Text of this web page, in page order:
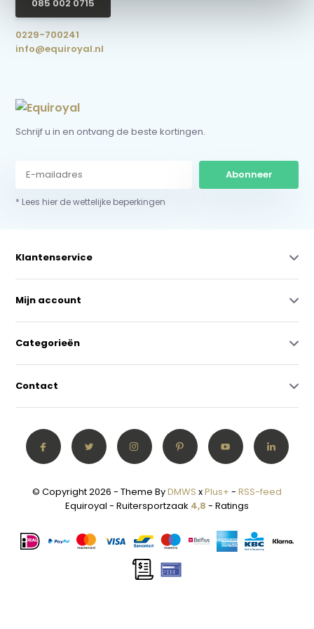
085 002 0715
0229-700241
info@equiroyal.nl
Schrijf u in en ontvang de beste kortingen.
Abonneer
* Lees hier de wettelijke beperkingen
Klantenservice
Mijn account
Categorieën
Contact
© Copyright 2026 - Theme ByDMWS xPlus+ - RSS-feed
Equiroyal - Ruitersportzaak 4,8 - Ratings